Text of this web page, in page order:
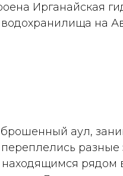
Ирганайская
на
аул,
разные
рядом